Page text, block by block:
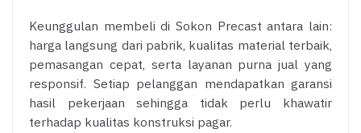
Keunggulan membeli di Sokon Precast antara lain:
harga langsung dari pabrik, kualitas material terbaik,
pemasangan cepat, serta layanan purna jual yang
responsif. Setiap pelanggan mendapatkan garansi
hasil pekerjaan sehingga tidak perlu khawatir
terhadap kualitas konstruksi pagar.